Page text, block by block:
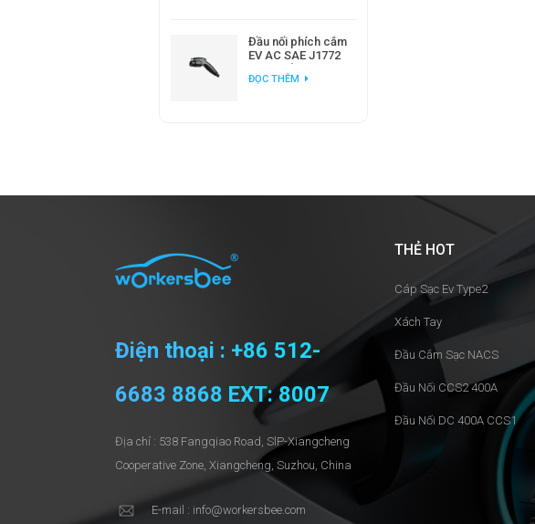
Đầu nối phích cắm
EV AC SAE J1772
điện
ĐỌC THÊM
Điện thoại : +86 512-
6683 8868 EXT: 8007
Địa chỉ : 538 Fangqiao Road, SlP-Xiangcheng
Cooperative Zone, Xiangcheng, Suzhou, China
E-mail : info@workersbee.com
THẺ HOT
Cáp Sạc Ev Type2
Xách Tay
Đầu Cắm Sạc NACS
Đầu Nối CCS2 400A
Đầu Nối DC 400A CCS1